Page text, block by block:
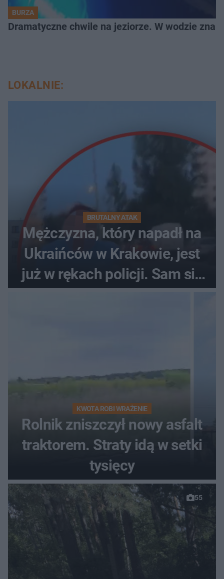
BURZA
Dramatyczne chwile na jeziorze. W wodzie
LOKALNIE:
BRUTALNY ATAK
Mężczyzna, który napadł na
Ukraińców w Krakowie, jest
już w rękach policji. Sam się
KWOTA ROBI WRAŻENIE
Rolnik zniszczył nowy asfalt
traktorem. Straty idą w setki
tysięcy
55